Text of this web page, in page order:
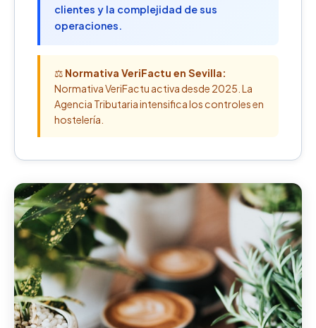
clientes y la complejidad de sus
operaciones.
⚖️ Normativa VeriFactu en Sevilla:
Normativa VeriFactu activa desde 2025. La
Agencia Tributaria intensifica los controles en
hostelería.